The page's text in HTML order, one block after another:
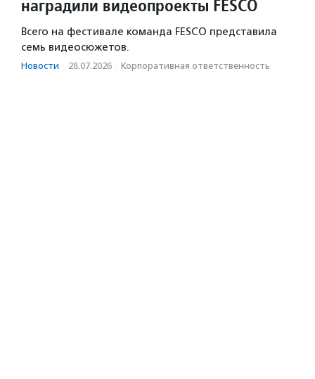
наградили видеопроекты FESCO
Всего на фестивале команда FESCO представила
семь видеосюжетов.
Новости · 28.07.2026 · Корпоративная ответственность